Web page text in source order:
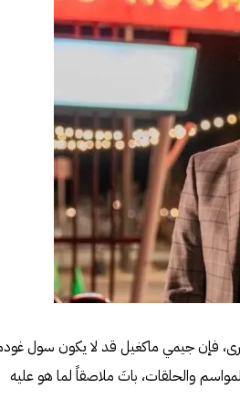
فإن جيمي ماكغيل قد لا يكون سول
والحلقات، باتَ ملاصقاً لما هو عليه